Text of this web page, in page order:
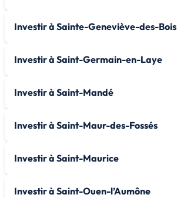
Investir à Sainte-Geneviève-des-Bois
Investir à Saint-Germain-en-Laye
Investir à Saint-Mandé
Investir à Saint-Maur-des-Fossés
Investir à Saint-Maurice
Investir à Saint-Ouen-l’Aumône